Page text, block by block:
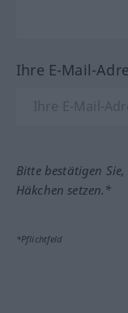
Ihre E-Mail-
Bitte bestätigen
Häkchen setzen.*
*Pflichtfeld